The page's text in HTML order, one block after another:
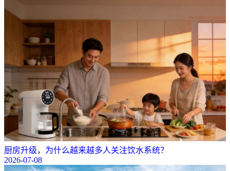
厨房升级，为什么越来越多人关注饮水系统？
2026-07-08